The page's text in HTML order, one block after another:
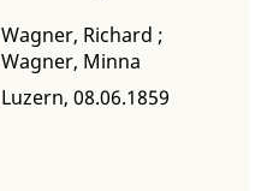
Wagner, Richard ;
Wagner, Minna
Luzern, 08.06.1859